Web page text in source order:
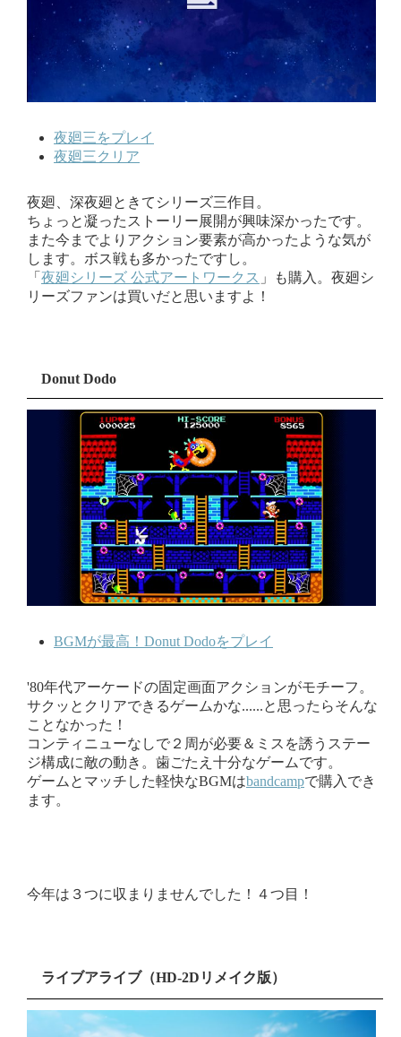
夜廻三をプレイ
夜廻三クリア
夜廻、深夜廻ときてシリーズ三作目。
ちょっと凝ったストーリー展開が興味深かったです。
また今までよりアクション要素が高かったような気が
します。ボス戦も多かったですし。
「 夜廻シリーズ 公式アートワークス 」も購入。夜廻シ
リーズファンは買いだと思いますよ！
Donut Dodo
BGMが最高！Donut Dodoをプレイ
'80年代アーケードの固定画面アクションがモチーフ。
サクッとクリアできるゲームかな......と思ったらそんな
ことなかった！
コンティニューなしで２周が必要＆ミスを誘うステー
ジ構成に敵の動き。歯ごたえ十分なゲームです。
ゲームとマッチした軽快なBGMはbandcampで購入でき
ます。
今年は３つに収まりませんでした！４つ目！
ライブアライブ（HD-2Dリメイク版）